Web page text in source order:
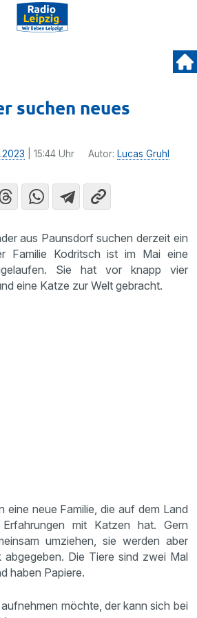
suchen neues
| 15:44 Uhr Autor: Lucas Gruhl
aus Paunsdorf suchen derzeit ein
Familie Kodritsch ist im Mai eine
Sie hat vor knapp vier
eine Katze zur Welt gebracht.
eine neue Familie, die auf dem Land
mit Katzen hat. Gern
umziehen, sie werden aber
abgegeben. Die Tiere sind zwei Mal
haben Papiere.
möchte, der kann sich bei